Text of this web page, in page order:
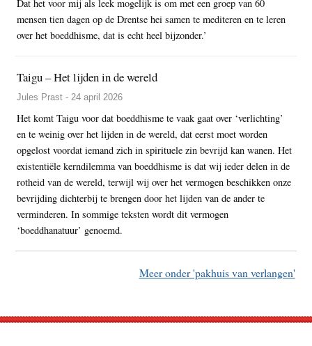
Dat het voor mij als leek mogelijk is om met een groep van 60
mensen tien dagen op de Drentse hei samen te mediteren en te leren
over het boeddhisme, dat is echt heel bijzonder.’
Taigu – Het lijden in de wereld
Jules Prast - 24 april 2026
Het komt Taigu voor dat boeddhisme te vaak gaat over ‘verlichting’
en te weinig over het lijden in de wereld, dat eerst moet worden
opgelost voordat iemand zich in spirituele zin bevrijd kan wanen. Het
existentiële kerndilemma van boeddhisme is dat wij ieder delen in de
rotheid van de wereld, terwijl wij over het vermogen beschikken onze
bevrijding dichterbij te brengen door het lijden van de ander te
verminderen. In sommige teksten wordt dit vermogen
‘boeddhanatuur’ genoemd.
Meer onder 'pakhuis van verlangen'